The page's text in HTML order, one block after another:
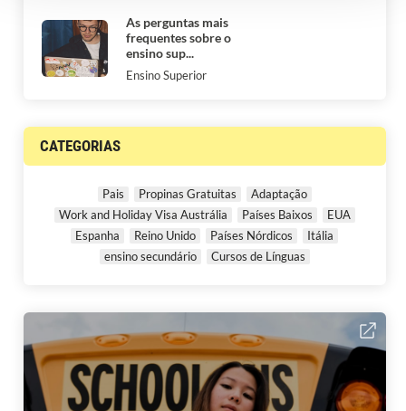
As perguntas mais
frequentes sobre o
ensino sup...
Ensino Superior
CATEGORIAS
Pais Propinas Gratuitas
Adaptação
Work and Holiday Visa Austrália
Países Baixos
EUA
Espanha
Reino Unido Países Nórdicos
Itália
ensino secundário
Cursos de Línguas